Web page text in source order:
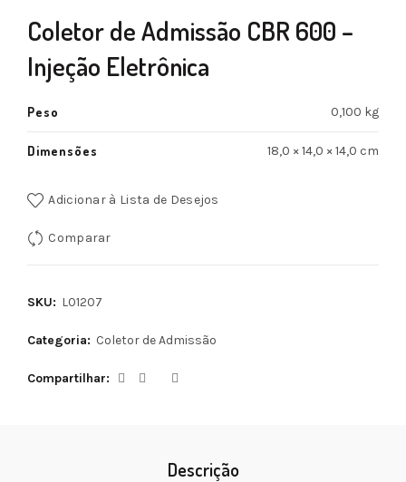
Coletor de Admissão CBR 600 –
Injeção Eletrônica
Peso 0,100 kg
Dimensões 18,0 × 14,0 × 14,0 cm
Adicionar à Lista de Desejos
Comparar
SKU: L01207
Categoria: Coletor de Admissão
Compartilhar
Descrição